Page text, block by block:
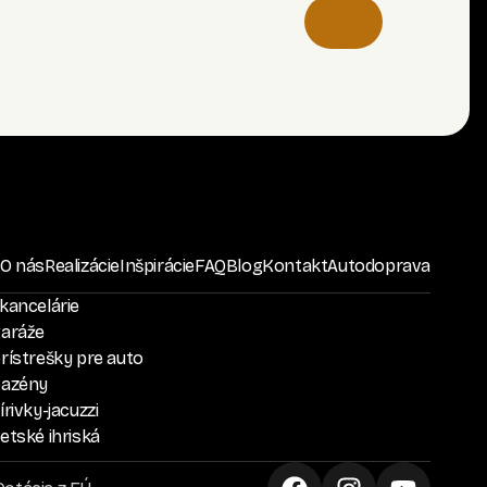
O násRealizácieInšpirácieFAQBlogKontaktAutodoprava
pre auto
jacuzzi
ihriská